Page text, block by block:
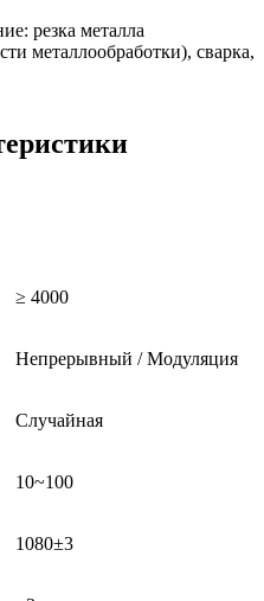
резка металла
металлообработки), сварка,
≥ 4000
Непрерывный / Модуляция
Случайная
10~100
1080±3